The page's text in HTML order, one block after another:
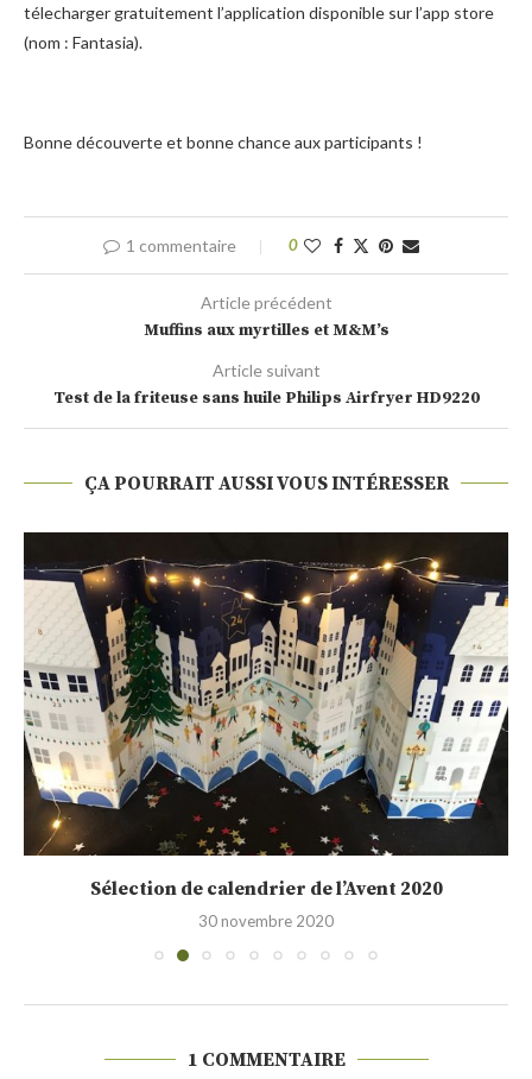
télecharger gratuitement l’application disponible sur l’app store
(nom : Fantasia).
Bonne découverte et bonne chance aux participants !
1 commentaire 0
Article précédent
Muffins aux myrtilles et M&M’s
Article suivant
Test de la friteuse sans huile Philips Airfryer HD9220
ÇA POURRAIT AUSSI VOUS INTÉRESSER
Sélection de calendrier de l’Avent 2020
30 novembre 2020
1 COMMENTAIRE